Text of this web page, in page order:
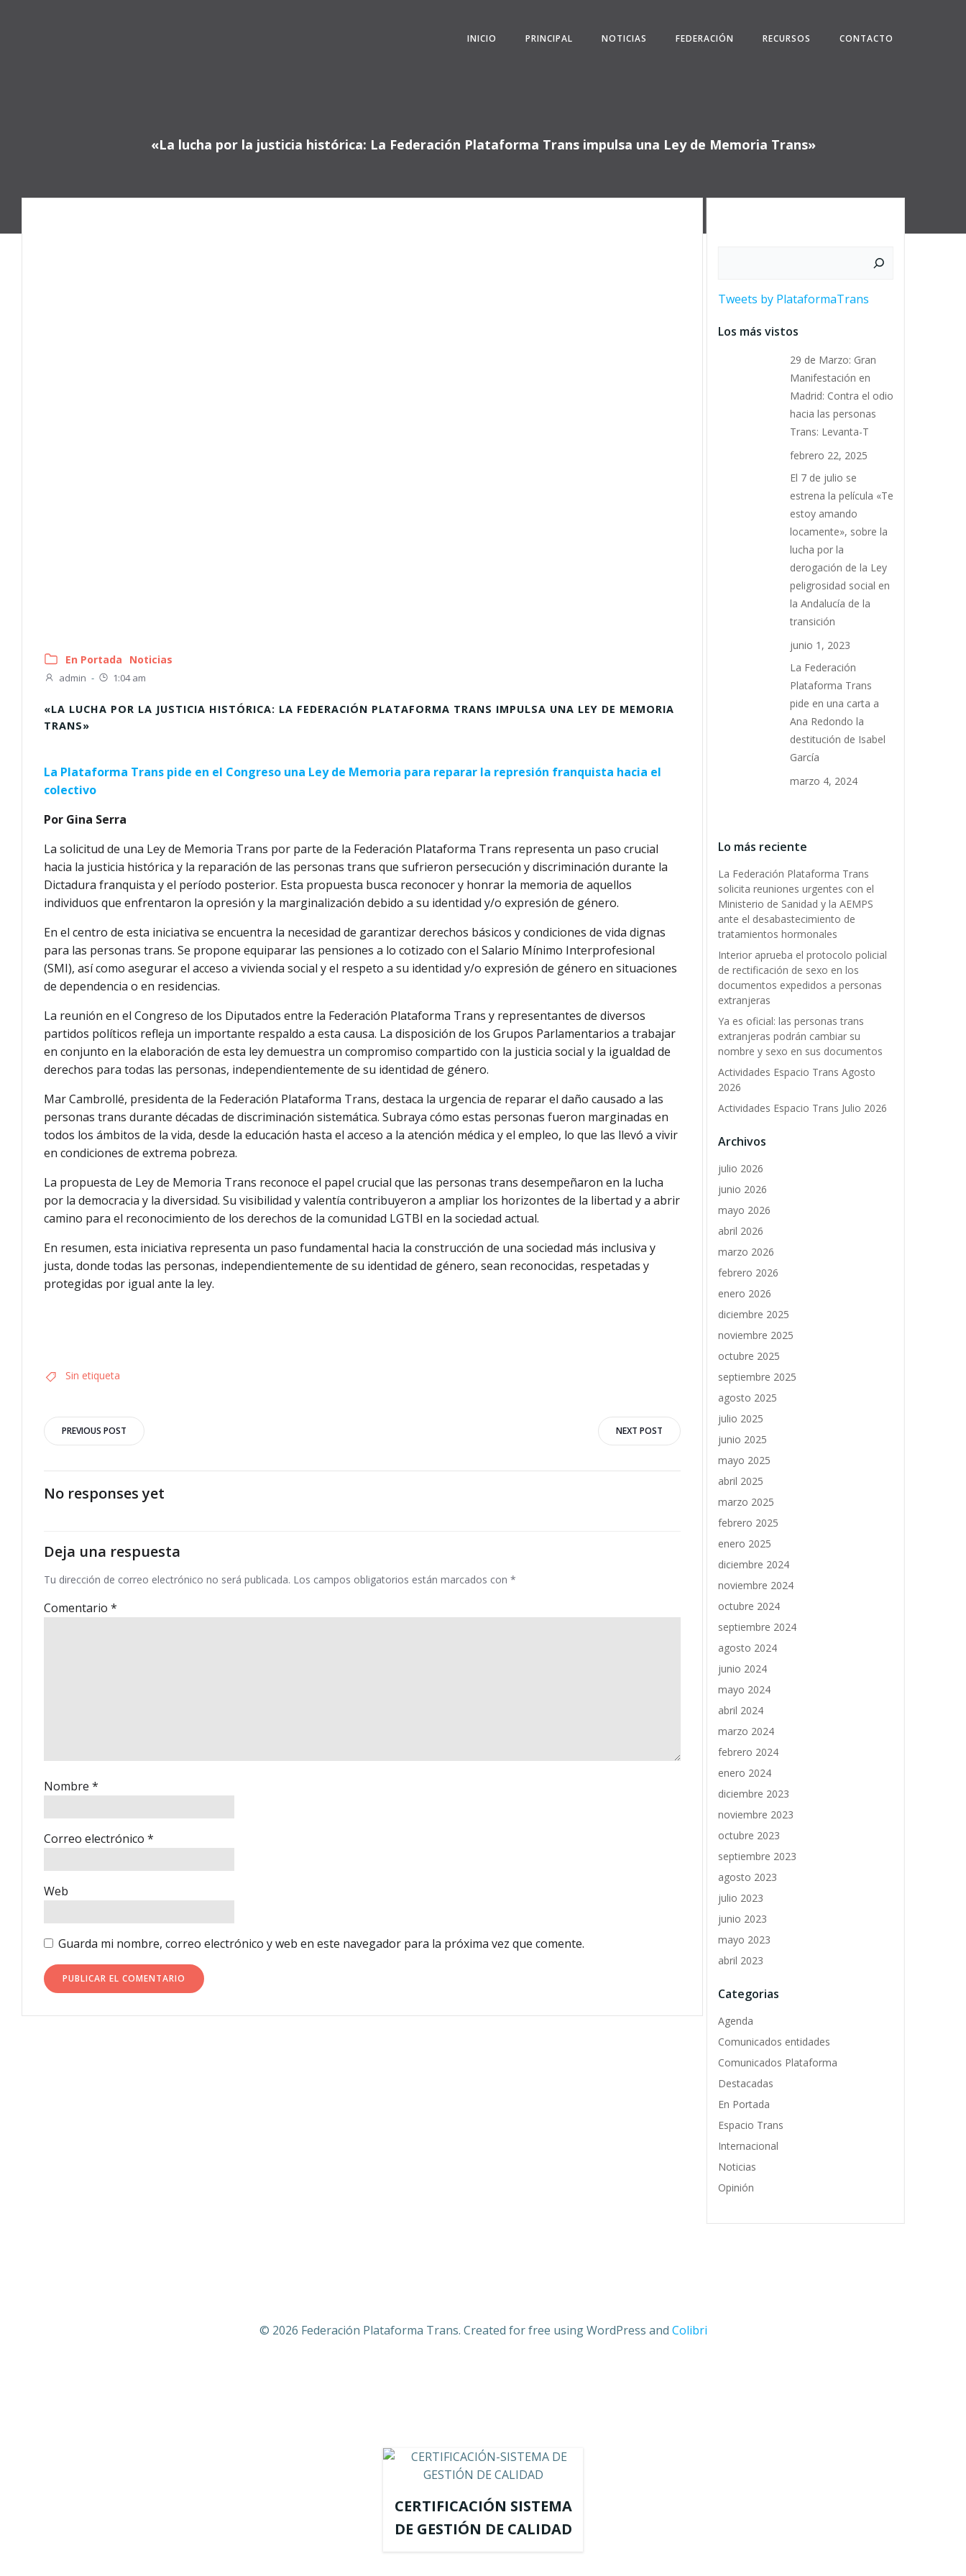
INICIO PRINCIPAL NOTICIAS FEDERACIÓN RECURSOS CONTACTO
«La lucha por la justicia histórica: La Federación Plataforma Trans impulsa una Ley de Memoria Trans»
En Portada Noticias
admin - 1:04 am
«LA LUCHA POR LA JUSTICIA HISTÓRICA: LA FEDERACIÓN PLATAFORMA TRANS IMPULSA UNA LEY DE MEMORIA
TRANS»
La Plataforma Trans pide en el Congreso una Ley de Memoria para reparar la represión franquista hacia el
colectivo
Por Gina Serra
La solicitud de una Ley de Memoria Trans por parte de la Federación Plataforma Trans representa un paso crucial
hacia la justicia histórica y la reparación de las personas trans que sufrieron persecución y discriminación durante la
Dictadura franquista y el período posterior. Esta propuesta busca reconocer y honrar la memoria de aquellos
individuos que enfrentaron la opresión y la marginalización debido a su identidad y/o expresión de género.
En el centro de esta iniciativa se encuentra la necesidad de garantizar derechos básicos y condiciones de vida dignas
para las personas trans. Se propone equiparar las pensiones a lo cotizado con el Salario Mínimo Interprofesional
(SMI), así como asegurar el acceso a vivienda social y el respeto a su identidad y/o expresión de género en situaciones
de dependencia o en residencias.
La reunión en el Congreso de los Diputados entre la Federación Plataforma Trans y representantes de diversos
partidos políticos refleja un importante respaldo a esta causa. La disposición de los Grupos Parlamentarios a trabajar
en conjunto en la elaboración de esta ley demuestra un compromiso compartido con la justicia social y la igualdad de
derechos para todas las personas, independientemente de su identidad de género.
Mar Cambrollé, presidenta de la Federación Plataforma Trans, destaca la urgencia de reparar el daño causado a las
personas trans durante décadas de discriminación sistemática. Subraya cómo estas personas fueron marginadas en
todos los ámbitos de la vida, desde la educación hasta el acceso a la atención médica y el empleo, lo que las llevó a vivir
en condiciones de extrema pobreza.
La propuesta de Ley de Memoria Trans reconoce el papel crucial que las personas trans desempeñaron en la lucha
por la democracia y la diversidad. Su visibilidad y valentía contribuyeron a ampliar los horizontes de la libertad y a abrir
camino para el reconocimiento de los derechos de la comunidad LGTBI en la sociedad actual.
En resumen, esta iniciativa representa un paso fundamental hacia la construcción de una sociedad más inclusiva y
justa, donde todas las personas, independientemente de su identidad de género, sean reconocidas, respetadas y
protegidas por igual ante la ley.
Sin etiqueta
Navegación
por
las
entradas
PREVIOUS POST
por
NEXT POST
No responses yet
Deja una respuesta
Tu dirección de correo electrónico no será publicada. Los campos obligatorios están marcados con *
Comentario *
Nombre *
Correo electrónico *
Web
Guarda mi nombre, correo electrónico y web en este navegador para la próxima vez que comente.
Tweets by PlataformaTrans
Los más vistos
29 de Marzo: Gran
Manifestación en
Madrid: Contra el odio
hacia las personas
Trans: Levanta-T
febrero 22, 2025
El 7 de julio se
estrena la película «Te
estoy amando
locamente», sobre la
lucha por la
derogación de la Ley
peligrosidad social en
la Andalucía de la
transición
junio 1, 2023
La Federación
Plataforma Trans
pide en una carta a
Ana Redondo la
destitución de Isabel
García
marzo 4, 2024
Lo más reciente
La Federación Plataforma Trans
solicita reuniones urgentes con el
Ministerio de Sanidad y la AEMPS
ante el desabastecimiento de
tratamientos hormonales
Interior aprueba el protocolo policial
de rectificación de sexo en los
documentos expedidos a personas
extranjeras
Ya es oficial: las personas trans
extranjeras podrán cambiar su
nombre y sexo en sus documentos
Actividades Espacio Trans Agosto
2026
Actividades Espacio Trans Julio 2026
Archivos
julio 2026
junio 2026
mayo 2026
abril 2026
marzo 2026
febrero 2026
enero 2026
diciembre 2025
noviembre 2025
octubre 2025
septiembre 2025
agosto 2025
julio 2025
junio 2025
mayo 2025
abril 2025
marzo 2025
febrero 2025
enero 2025
diciembre 2024
noviembre 2024
octubre 2024
septiembre 2024
agosto 2024
junio 2024
mayo 2024
abril 2024
marzo 2024
febrero 2024
enero 2024
diciembre 2023
noviembre 2023
octubre 2023
septiembre 2023
agosto 2023
julio 2023
junio 2023
mayo 2023
abril 2023
Categorias
Agenda
Comunicados entidades
Comunicados Plataforma
Destacadas
En Portada
Espacio Trans
Internacional
Noticias
Opinión
© 2026 Federación Plataforma Trans. Created for free using WordPress and Colibri
CERTIFICACIÓN SISTEMA
DE GESTIÓN DE CALIDAD